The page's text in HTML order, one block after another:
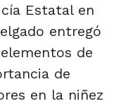
Estatal en
entregó
de
de
en la niñez